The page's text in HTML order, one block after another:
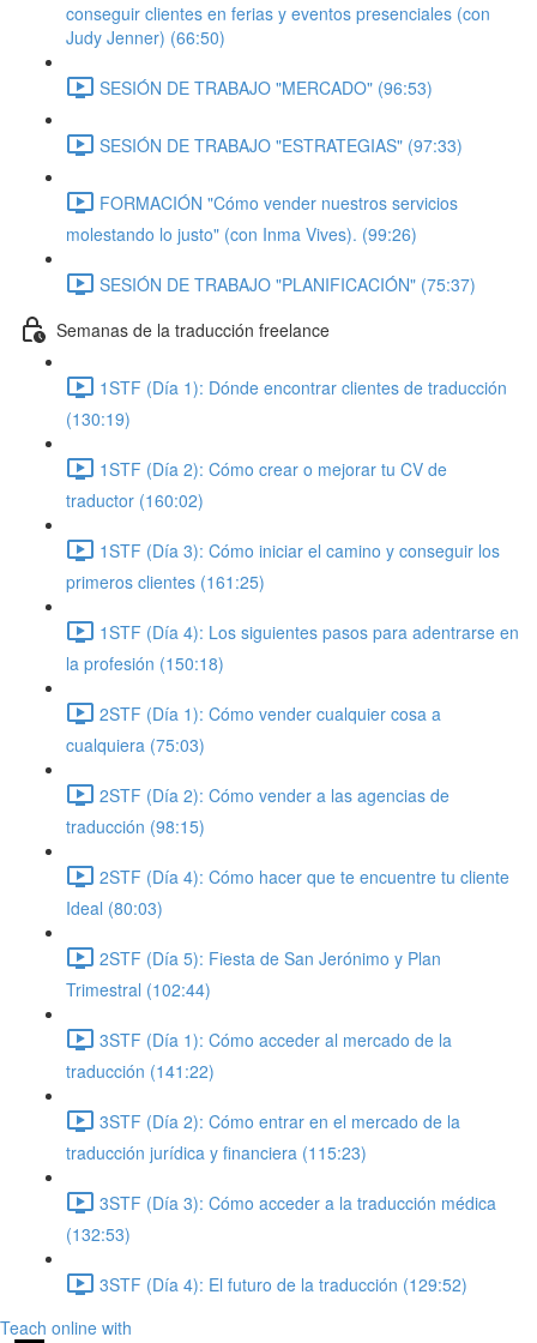
conseguir clientes en ferias y eventos presenciales (con
Judy Jenner) (66:50)
SESIÓN DE TRABAJO "MERCADO" (96:53)
SESIÓN DE TRABAJO "ESTRATEGIAS" (97:33)
FORMACIÓN "Cómo vender nuestros servicios
molestando lo justo" (con Inma Vives). (99:26)
SESIÓN DE TRABAJO "PLANIFICACIÓN" (75:37)
Semanas de la traducción freelance
1STF (Día 1): Dónde encontrar clientes de traducción
(130:19)
1STF (Día 2): Cómo crear o mejorar tu CV de
traductor (160:02)
1STF (Día 3): Cómo iniciar el camino y conseguir los
primeros clientes (161:25)
1STF (Día 4): Los siguientes pasos para adentrarse en
la profesión (150:18)
2STF (Día 1): Cómo vender cualquier cosa a
cualquiera (75:03)
2STF (Día 2): Cómo vender a las agencias de
traducción (98:15)
2STF (Día 4): Cómo hacer que te encuentre tu cliente
Ideal (80:03)
2STF (Día 5): Fiesta de San Jerónimo y Plan
Trimestral (102:44)
3STF (Día 1): Cómo acceder al mercado de la
traducción (141:22)
3STF (Día 2): Cómo entrar en el mercado de la
traducción jurídica y financiera (115:23)
3STF (Día 3): Cómo acceder a la traducción médica
(132:53)
3STF (Día 4): El futuro de la traducción (129:52)
Teach online with